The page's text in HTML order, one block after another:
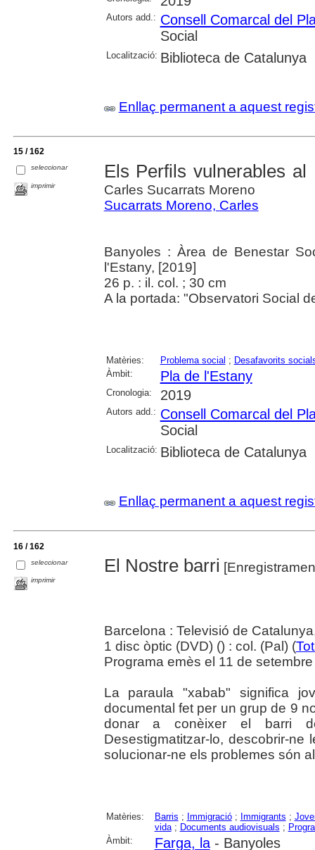
Autors add.: Consell Comarcal del
Social
Localització: Biblioteca de Catalunya
Enllaç permanent a aquest
15 / 162
seleccionar
imprimir
Els Perfils vulnerables
Carles Sucarrats Moreno
Sucarrats Moreno, Carles
Banyoles : Àrea de Benestar
l'Estany, [2019]
26 p. : il. col. ; 30 cm
A la portada: "Observatori Social
Matèries: Problema social ; Desafavorits
Àmbit:
Pla de l'Estany
Cronologia: 2019
Autors add.: Consell Comarcal del
Social
Localització: Biblioteca de Catalunya
Enllaç permanent a aquest
16 / 162
seleccionar
imprimir
El Nostre barri
Barcelona : Televisió de
1 disc òptic (DVD) () : col. (Pal) (
Programa emès el 11 de
La paraula "xabab" significa
documental fet per un grup de 9
donar a conèixer el barri
Desestigmatitzar-lo, descobrir-
solucionar-ne els problemes són
Matèries: Barris ; Immigració; Immigrants ;
vida; Documents audiovisuals ;
Àmbit:
Farga, la- Banyoles